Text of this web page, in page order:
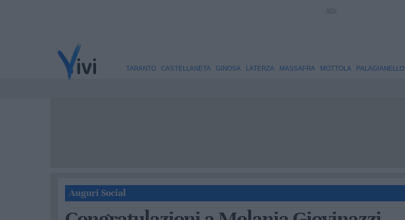
TARANTO CASTELLANETA GINOSA LATERZA MASSAFRA MOTTOLA PALAGIANELLO
Auguri Social